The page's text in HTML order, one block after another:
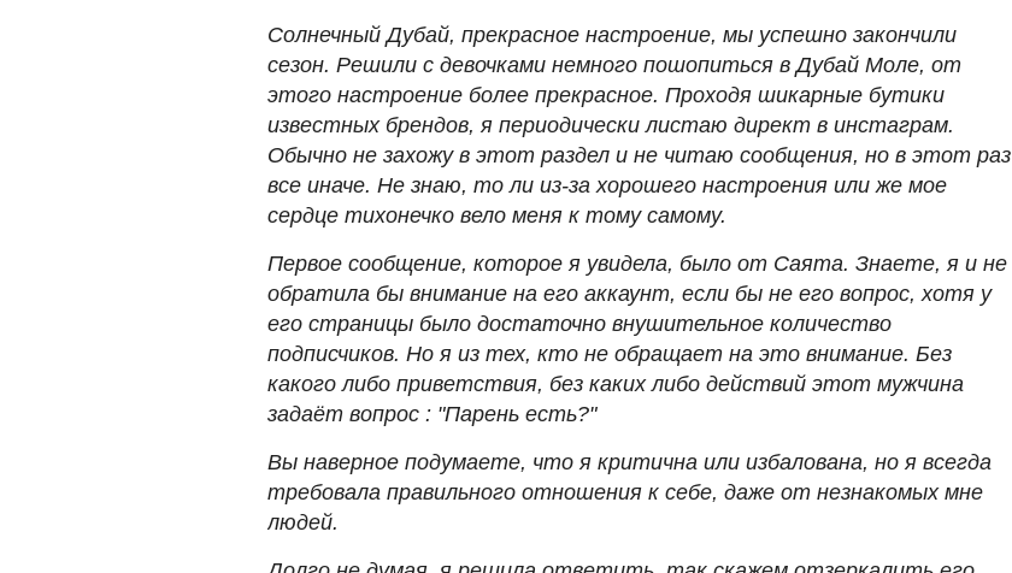
Солнечный Дубай, прекрасное настроение, мы успешно закончили
сезон. Решили с девочками немного пошопиться в Дубай Моле, от
этого настроение более прекрасное. Проходя шикарные бутики
известных брендов, я периодически листаю директ в инстаграм.
Обычно не захожу в этот раздел и не читаю сообщения, но в этот раз
все иначе. Не знаю, то ли из-за хорошего настроения или же мое
сердце тихонечко вело меня к тому самому.
Первое сообщение, которое я увидела, было от Саята. Знаете, я и не
обратила бы внимание на его аккаунт, если бы не его вопрос, хотя у
его страницы было достаточно внушительное количество
подписчиков. Но я из тех, кто не обращает на это внимание. Без
какого либо приветствия, без каких либо действий этот мужчина
задаёт вопрос : "Парень есть?"
Вы наверное подумаете, что я критична или избалована, но я всегда
требовала правильного отношения к себе, даже от незнакомых мне
людей.